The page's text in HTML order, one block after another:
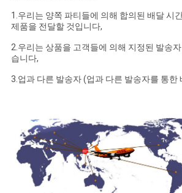
1.우리는 양쪽 파티들에 의해 합의된 배달 시
제품을 전달할 것입니다,
2.우리는 상품을 고객들에 의해 지정된 발송
습니다,
3.업과 다른 발송자 (업과 다른 발송자를 통한